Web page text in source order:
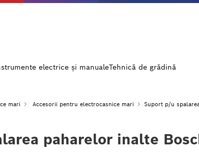
electrice și manualeTehnică de grădină
mari Accesorii pentru electrocasnice mari Suport p/u
paharelor inalte